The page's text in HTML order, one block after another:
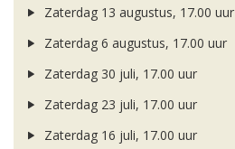
Zaterdag 13 augustus, 17.00 uur
Zaterdag 6 augustus, 17.00 uur
Zaterdag 30 juli, 17.00 uur
Zaterdag 23 juli, 17.00 uur
Zaterdag 16 juli, 17.00 uur